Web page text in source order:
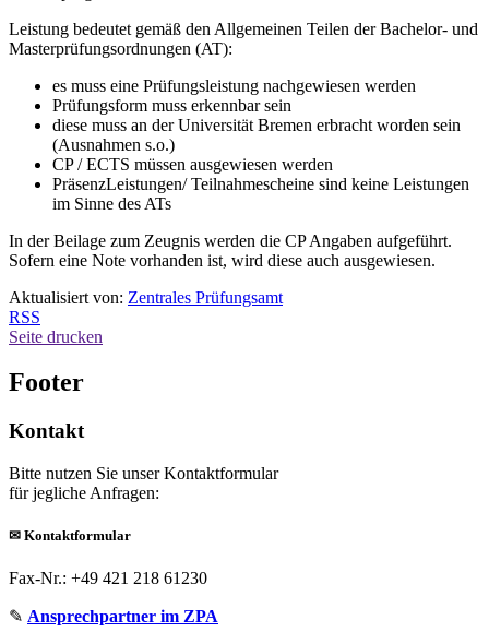
Leistung bedeutet gemäß den Allgemeinen Teilen der Bachelor- und
Masterprüfungsordnungen (AT):
es muss eine Prüfungsleistung nachgewiesen werden
Prüfungsform muss erkennbar sein
diese muss an der Universität Bremen erbracht worden sein
(Ausnahmen s.o.)
CP / ECTS müssen ausgewiesen werden
PräsenzLeistungen/ Teilnahmescheine sind keine Leistungen
im Sinne des ATs
In der Beilage zum Zeugnis werden die CP Angaben aufgeführt.
Sofern eine Note vorhanden ist, wird diese auch ausgewiesen.
Aktualisiert von: Zentrales Prüfungsamt
RSS
Seite drucken
Footer
Kontakt
Bitte nutzen Sie unser Kontaktformular
für jegliche Anfragen:
✉ Kontaktformular
Fax-Nr.: +49 421 218 61230
✎ Ansprechpartner im ZPA